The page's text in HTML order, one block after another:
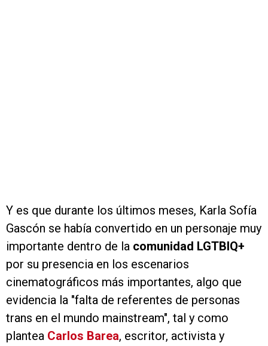
Y es que durante los últimos meses, Karla Sofía
Gascón se había convertido en un personaje muy
importante dentro de la comunidad LGTBIQ+
por su presencia en los escenarios
cinematográficos más importantes, algo que
evidencia la "falta de referentes de personas
trans en el mundo mainstream", tal y como
plantea Carlos Barea, escritor, activista y